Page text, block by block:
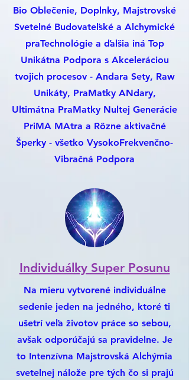
Bio Oblečenie, Doplnky, Majstrovské
Svetelné Budovateľské a Alchymické
praTechnológie a ďalšia iná Top
Unikátna Podpora s Akceleráciou
tvojich procesov - Andara Sety, Raw
Unikáty, PraMatky ANdary,
Ultimátna PraMatky Nultej Generácie
PriMA MAtra a Rôzne aktivačné
Šperky - všetko VysokoFrekvenčno-
Vibračná Podpora
Individuálky Super Posunu
Na mieru vytvorené individuálne
sedenie jeden na jedného, ktoré ti
ušetrí veľa životov práce so sebou,
avšak odporúčajú sa pravidelne. Je
to Intenzívna Majstrovská Alchýmia
svetelnej nálože pre tých čo si prajú